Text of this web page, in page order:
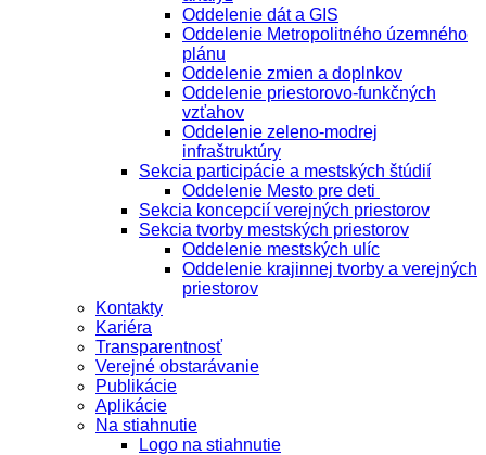
Oddelenie dát a GIS
Oddelenie Metropolitného územného
plánu
Oddelenie zmien a doplnkov
Oddelenie priestorovo-funkčných
vzťahov
Oddelenie zeleno-modrej
infraštruktúry
Sekcia participácie a mestských štúdií
Oddelenie Mesto pre deti
Sekcia koncepcií verejných priestorov
Sekcia tvorby mestských priestorov
Oddelenie mestských ulíc
Oddelenie krajinnej tvorby a verejných
priestorov
Kontakty
Kariéra
Transparentnosť
Verejné obstarávanie
Publikácie
Aplikácie
Na stiahnutie
Logo na stiahnutie